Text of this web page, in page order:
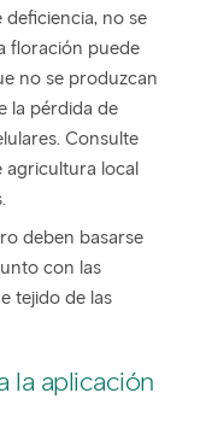
no se
floración puede
no se produzcan
la pérdida de
Consulte
agricultura local
deben basarse
con las
tejido de las
la aplicación